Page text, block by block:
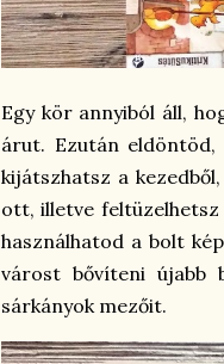
Egy kör annyiból áll,
árut. Ezután eldöntöd,
kijátszhatsz a
ott, illetve
használhatod a bolt
várost bővíteni újabb
sárkányok mezőit.